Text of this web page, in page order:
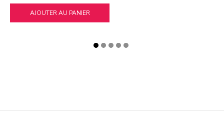
AJOUTER AU PANIER